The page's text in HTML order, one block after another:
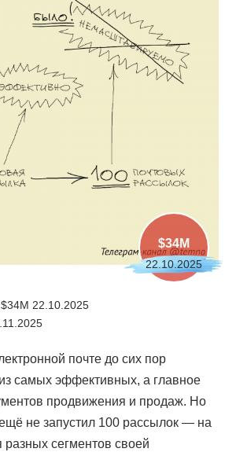
$34M
22.10.2025
22.10.2025
почте до сих пор
самых эффективных, а главное
продвижения и продаж. Но
не запустил 100 рассылок — на
сегментов своей